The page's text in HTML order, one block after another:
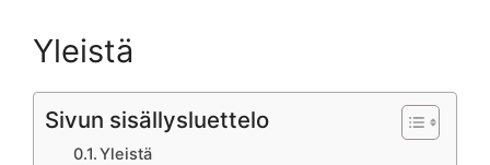
Yleistä
Sivun sisällysluettelo
Yleistä